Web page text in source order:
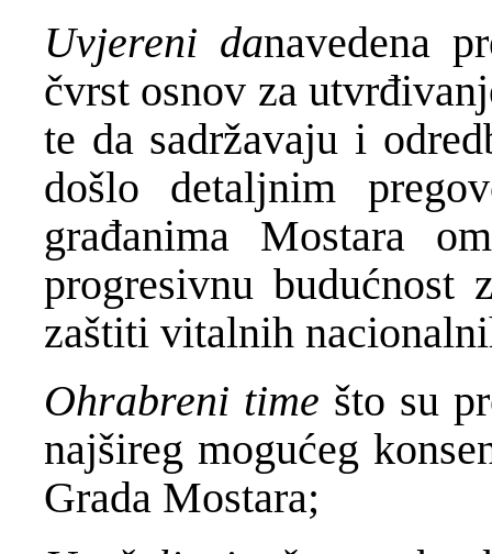
Uvjereni danavedena
čvrst osnov za
te da sadržavaju i
došlo detaljnim
građanima Mostara
progresivnu budućnost
zaštiti vitalnih
Ohrabreni time što su
najšireg mogućeg
Grada Mostara;